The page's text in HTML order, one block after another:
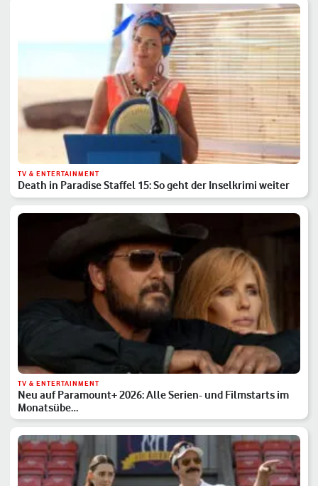
TV & ENTERTAINMENT
Death in Paradise Staffel 15: So geht der Inselkrimi weiter
TV & ENTERTAINMENT
Neu auf Paramount+ 2026: Alle Serien- und Filmstarts im
Monatsübe…